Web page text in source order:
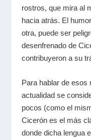
rostros, que mira al
hacia atrás. El
otra, puede ser
desenfrenado de
contribuyeron a su
Para hablar de esos
actualidad se
pocos (como el
Cicerón es el más
donde dicha lengua